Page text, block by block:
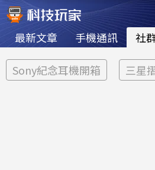
最新文章 手機通訊 社
Sony紀念耳機開箱 三星